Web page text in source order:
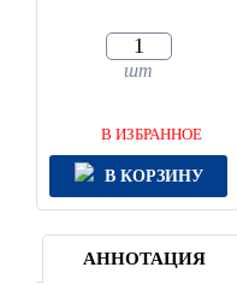
шт
В ИЗБРАННОЕ
В КОРЗИНУ
АННОТАЦИЯ